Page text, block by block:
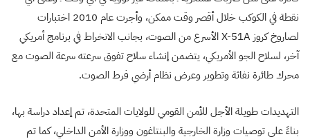
نقطة في الكوكب خلال أقصر وقت ممكن، وأجرت عام 2010 اختبارات
لصاروخ كروز X-51Aالأسرع من الصوت، بجانب الانخراط في برنامج أمريكي
آخر، لسلاح الجو الأمريكي، يتضمن إنشاء سلاح تفوق سرعته سرعة الصوت مع
محرك طائرة نفاثة وتطوير وعرض نظام أرضي فرط الصوت.
التهديدات طويلة الأجل للأمن القومي للولايات المتحدة، تم إعداد دراسة بها،
بناءً على توصيات وزارة الخارجية والبنتاغون ووزارة الأمن الداخلي، كما تم